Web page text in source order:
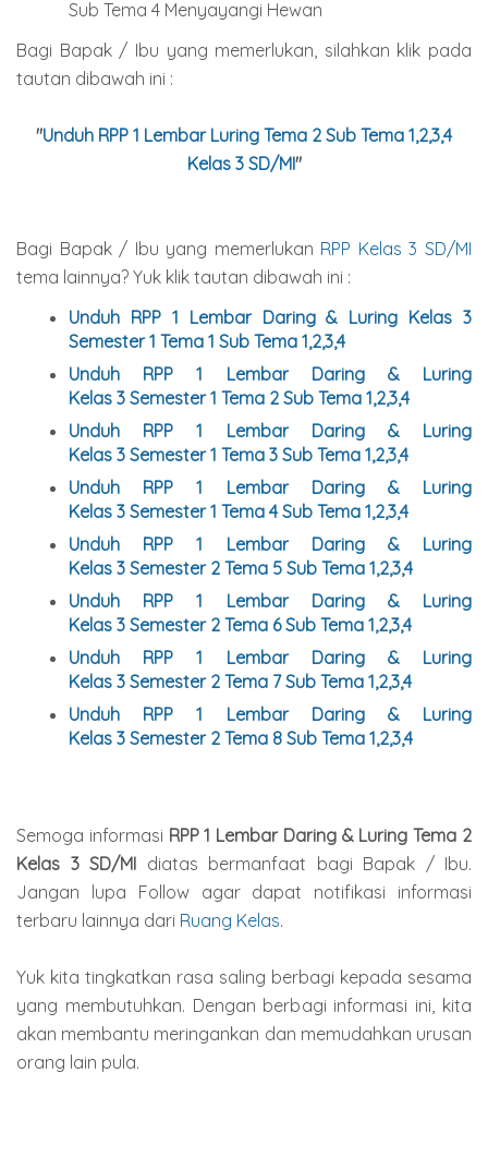
Sub Tema 4 Menyayangi Hewan
Bagi Bapak / Ibu yang memerlukan, silahkan klik pada
tautan dibawah ini :
"Unduh RPP 1 Lembar Luring Tema 2 Sub Tema 1,2,3,4
Kelas 3 SD/MI"
Bagi Bapak / Ibu yang memerlukan RPP Kelas 3 SD/MI
tema lainnya? Yuk klik tautan dibawah ini :
Unduh RPP 1 Lembar Daring & Luring Kelas 3
Semester 1 Tema 1 Sub Tema 1,2,3,4
Unduh RPP 1 Lembar Daring & Luring
Kelas 3 Semester 1 Tema 2 Sub Tema 1,2,3,4
Unduh RPP 1 Lembar Daring & Luring
Kelas 3 Semester 1 Tema 3 Sub Tema 1,2,3,4
Unduh RPP 1 Lembar Daring & Luring
Kelas 3 Semester 1 Tema 4 Sub Tema 1,2,3,4
Unduh RPP 1 Lembar Daring & Luring
Kelas 3 Semester 2 Tema 5 Sub Tema 1,2,3,4
Unduh RPP 1 Lembar Daring & Luring
Kelas 3 Semester 2 Tema 6 Sub Tema 1,2,3,4
Unduh RPP 1 Lembar Daring & Luring
Kelas 3 Semester 2 Tema 7 Sub Tema 1,2,3,4
Unduh RPP 1 Lembar Daring & Luring
Kelas 3 Semester 2 Tema 8 Sub Tema 1,2,3,4
Semoga informasi RPP 1 Lembar Daring & Luring Tema 2
Kelas 3 SD/MI diatas bermanfaat bagi Bapak / Ibu.
Jangan lupa Follow agar dapat notifikasi informasi
terbaru lainnya dari Ruang Kelas.
Yuk kita tingkatkan rasa saling berbagi kepada sesama
yang membutuhkan. Dengan berbagi informasi ini, kita
akan membantu meringankan dan memudahkan urusan
orang lain pula.